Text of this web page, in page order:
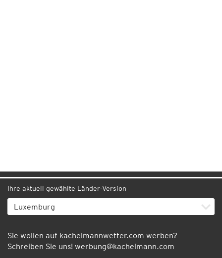
Ihre aktuell gewählte Länder-Version
Sie wollen auf kachelmannwetter.com werben?
Schreiben Sie uns! werbung@kachelmann.com